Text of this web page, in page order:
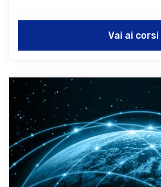
Vai ai corsi